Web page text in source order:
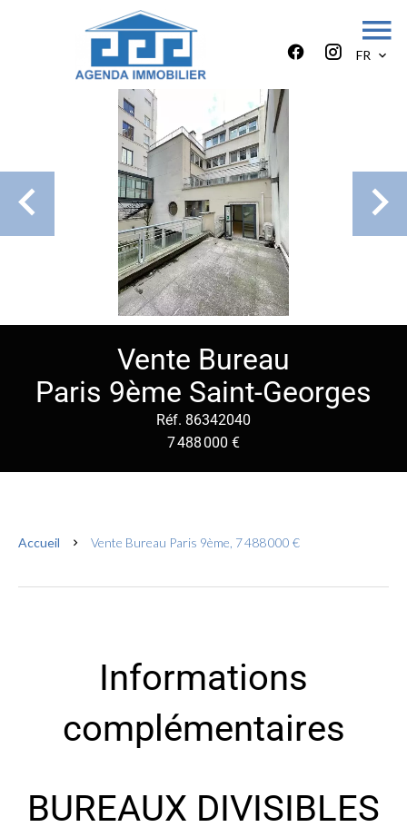
FR
Vente Bureau
Paris 9ème Saint-Georges
Réf. 86342040
7 488 000 €
Accueil Vente Bureau Paris 9ème, 7 488 000 €
Informations
complémentaires
BUREAUX DIVISIBLES